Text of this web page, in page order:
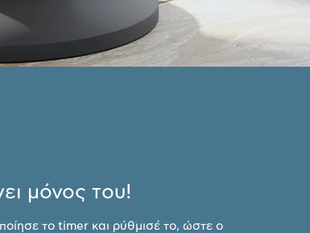
μόνος του!
το timer και ρύθμισέ το, ώστε ο